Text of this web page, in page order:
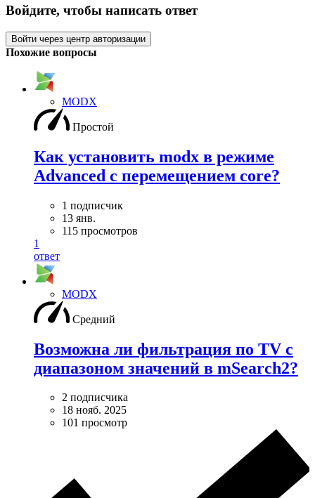
Войдите, чтобы написать ответ
Войти через центр авторизации
Похожие вопросы
MODX
Простой
Как установить modx в режиме
Advanced с перемещением core?
1 подписчик
13 янв.
115 просмотров
1
ответ
MODX
Средний
Возможна ли фильтрация по TV с
диапазоном значений в mSearch2?
2 подписчика
18 нояб. 2025
101 просмотр